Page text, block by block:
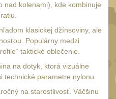
nad kolenami), kde kombinuje
klasickej džínsoviny, ale
Populárny medzi
taktické oblečenie.
na dotyk, ktorá vizuálne
technické parametre nylonu.
na starostlivosť. Väčšinu